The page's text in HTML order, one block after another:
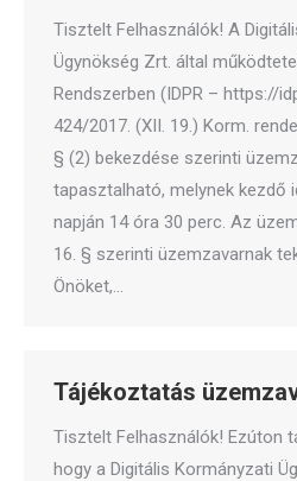
Tisztelt Felhasználók! A
Ügynökség Zrt. által
Rendszerben (IDPR – https://
424/2017. (XII. 19.) Korm.
§ (2) bekezdése szerinti
tapasztalható, melynek kezdő
napján 14 óra 30 perc. Az
16. § szerinti üzemzavarnak
Önöket,…
Tájékoztatás
Tisztelt Felhasználók! Ezúton
hogy a Digitális Kormányzati